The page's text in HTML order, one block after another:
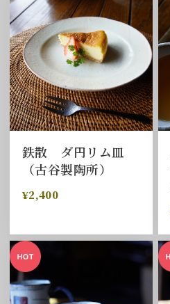
鉄散 ダ円リム皿
（古谷製陶所）
¥2,400